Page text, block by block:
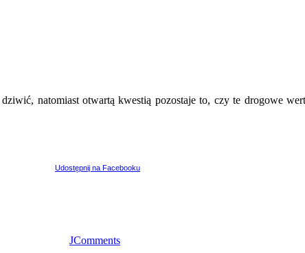
natomiast otwartą kwestią pozostaje to, czy te drogowe
Udostępnij na Facebooku
JComments